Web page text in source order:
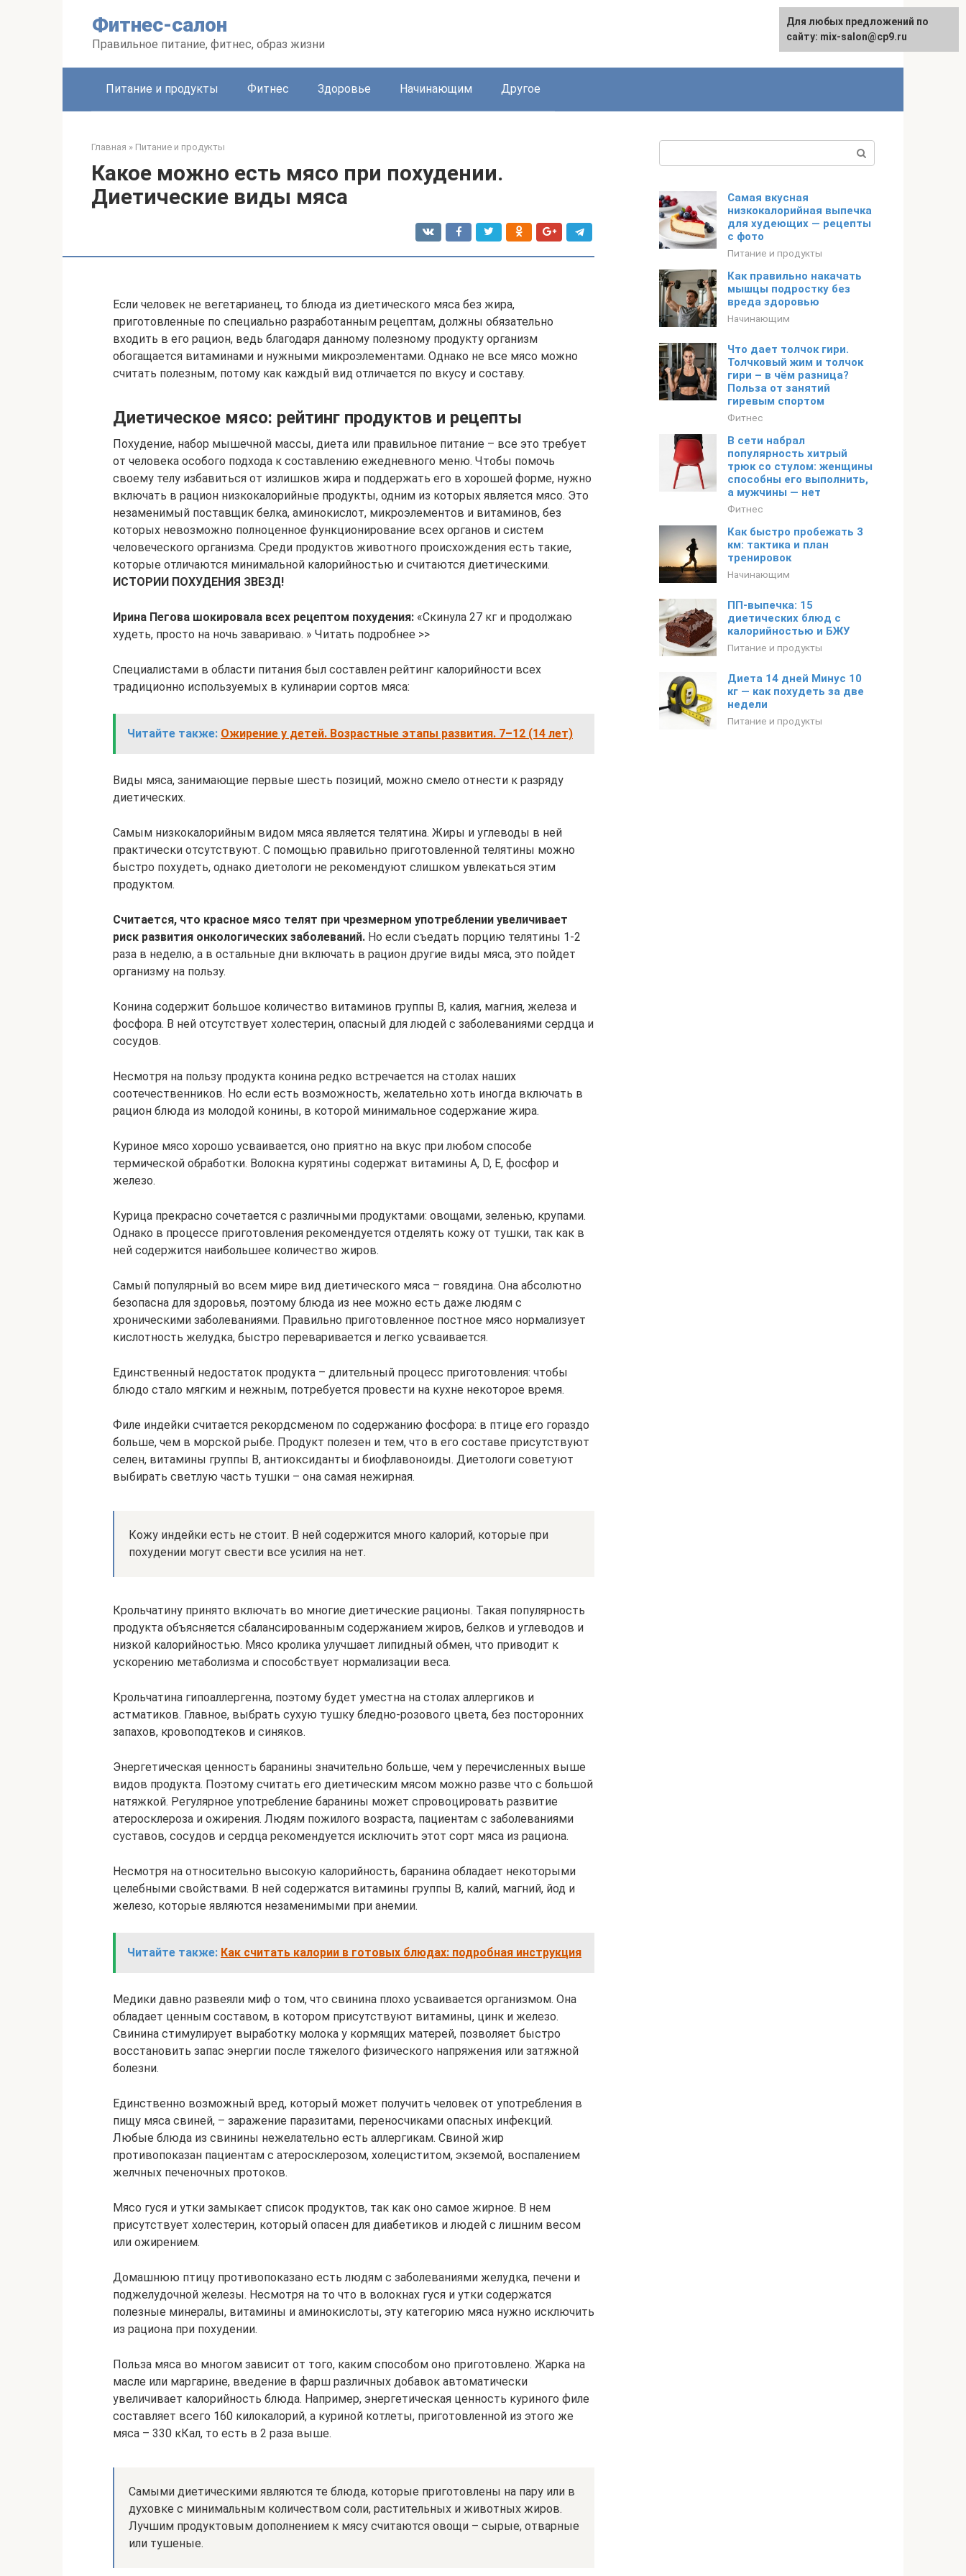
Фитнес-салон
Правильное питание, фитнес, образ жизни
Питание и продукты Фитнес Здоровье Начинающим Другое
Главная » Питание и продукты
Какое можно есть мясо при похудении.
Диетические виды мяса
Если человек не вегетарианец, то блюда из диетического мяса без жира,
приготовленные по специально разработанным рецептам, должны обязательно
входить в его рацион, ведь благодаря данному полезному продукту организм
обогащается витаминами и нужными микроэлементами. Однако не все мясо можно
считать полезным, потому как каждый вид отличается по вкусу и составу.
Диетическое мясо: рейтинг продуктов и рецепты
Похудение, набор мышечной массы, диета или правильное питание – все это требует
от человека особого подхода к составлению ежедневного меню. Чтобы помочь
своему телу избавиться от излишков жира и поддержать его в хорошей форме, нужно
включать в рацион низкокалорийные продукты, одним из которых является мясо. Это
незаменимый поставщик белка, аминокислот, микроэлементов и витаминов, без
которых невозможно полноценное функционирование всех органов и систем
человеческого организма. Среди продуктов животного происхождения есть такие,
которые отличаются минимальной калорийностью и считаются диетическими.
ИСТОРИИ ПОХУДЕНИЯ ЗВЕЗД!
Ирина Пегова шокировала всех рецептом похудения: «Скинула 27 кг и продолжаю
худеть, просто на ночь завариваю. » Читать подробнее >>
Специалистами в области питания был составлен рейтинг калорийности всех
традиционно используемых в кулинарии сортов мяса:
Читайте также: Ожирение у детей. Возрастные этапы развития. 7–12 (14 лет)
Виды мяса, занимающие первые шесть позиций, можно смело отнести к разряду
диетических.
Самым низкокалорийным видом мяса является телятина. Жиры и углеводы в ней
практически отсутствуют. С помощью правильно приготовленной телятины можно
быстро похудеть, однако диетологи не рекомендуют слишком увлекаться этим
продуктом.
Считается, что красное мясо телят при чрезмерном употреблении увеличивает
риск развития онкологических заболеваний. Но если съедать порцию телятины 1-2
раза в неделю, а в остальные дни включать в рацион другие виды мяса, это пойдет
организму на пользу.
Конина содержит большое количество витаминов группы В, калия, магния, железа и
фосфора. В ней отсутствует холестерин, опасный для людей с заболеваниями сердца и
сосудов.
Несмотря на пользу продукта конина редко встречается на столах наших
соотечественников. Но если есть возможность, желательно хоть иногда включать в
рацион блюда из молодой конины, в которой минимальное содержание жира.
Куриное мясо хорошо усваивается, оно приятно на вкус при любом способе
термической обработки. Волокна курятины содержат витамины А, D, Е, фосфор и
железо.
Курица прекрасно сочетается с различными продуктами: овощами, зеленью, крупами.
Однако в процессе приготовления рекомендуется отделять кожу от тушки, так как в
ней содержится наибольшее количество жиров.
Самый популярный во всем мире вид диетического мяса – говядина. Она абсолютно
безопасна для здоровья, поэтому блюда из нее можно есть даже людям с
хроническими заболеваниями. Правильно приготовленное постное мясо нормализует
кислотность желудка, быстро переваривается и легко усваивается.
Единственный недостаток продукта – длительный процесс приготовления: чтобы
блюдо стало мягким и нежным, потребуется провести на кухне некоторое время.
Филе индейки считается рекордсменом по содержанию фосфора: в птице его гораздо
больше, чем в морской рыбе. Продукт полезен и тем, что в его составе присутствуют
селен, витамины группы В, антиоксиданты и биофлавоноиды. Диетологи советуют
выбирать светлую часть тушки – она самая нежирная.
Кожу индейки есть не стоит. В ней содержится много калорий, которые при
похудении могут свести все усилия на нет.
Крольчатину принято включать во многие диетические рационы. Такая популярность
продукта объясняется сбалансированным содержанием жиров, белков и углеводов и
низкой калорийностью. Мясо кролика улучшает липидный обмен, что приводит к
ускорению метаболизма и способствует нормализации веса.
Крольчатина гипоаллергенна, поэтому будет уместна на столах аллергиков и
астматиков. Главное, выбрать сухую тушку бледно-розового цвета, без посторонних
запахов, кровоподтеков и синяков.
Энергетическая ценность баранины значительно больше, чем у перечисленных выше
видов продукта. Поэтому считать его диетическим мясом можно разве что с большой
натяжкой. Регулярное употребление баранины может спровоцировать развитие
атеросклероза и ожирения. Людям пожилого возраста, пациентам с заболеваниями
суставов, сосудов и сердца рекомендуется исключить этот сорт мяса из рациона.
Несмотря на относительно высокую калорийность, баранина обладает некоторыми
целебными свойствами. В ней содержатся витамины группы В, калий, магний, йод и
железо, которые являются незаменимыми при анемии.
Читайте также: Как считать калории в готовых блюдах: подробная инструкция
Медики давно развеяли миф о том, что свинина плохо усваивается организмом. Она
обладает ценным составом, в котором присутствуют витамины, цинк и железо.
Свинина стимулирует выработку молока у кормящих матерей, позволяет быстро
восстановить запас энергии после тяжелого физического напряжения или затяжной
болезни.
Единственно возможный вред, который может получить человек от употребления в
пищу мяса свиней, – заражение паразитами, переносчиками опасных инфекций.
Любые блюда из свинины нежелательно есть аллергикам. Свиной жир
противопоказан пациентам с атеросклерозом, холециститом, экземой, воспалением
желчных печеночных протоков.
Мясо гуся и утки замыкает список продуктов, так как оно самое жирное. В нем
присутствует холестерин, который опасен для диабетиков и людей с лишним весом
или ожирением.
Домашнюю птицу противопоказано есть людям с заболеваниями желудка, печени и
поджелудочной железы. Несмотря на то что в волокнах гуся и утки содержатся
полезные минералы, витамины и аминокислоты, эту категорию мяса нужно исключить
из рациона при похудении.
Польза мяса во многом зависит от того, каким способом оно приготовлено. Жарка на
масле или маргарине, введение в фарш различных добавок автоматически
увеличивает калорийность блюда. Например, энергетическая ценность куриного филе
составляет всего 160 килокалорий, а куриной котлеты, приготовленной из этого же
мяса – 330 кКал, то есть в 2 раза выше.
Самыми диетическими являются те блюда, которые приготовлены на пару или в
духовке с минимальным количеством соли, растительных и животных жиров.
Лучшим продуктовым дополнением к мясу считаются овощи – сырые, отварные
или тушеные.
Самая вкусная
низкокалорийная выпечка
для худеющих — рецепты
с фото
Питание и продукты
Как правильно накачать
мышцы подростку без
вреда здоровью
Начинающим
Что дает толчок гири.
Толчковый жим и толчок
гири – в чём разница?
Польза от занятий
гиревым спортом
Фитнес
В сети набрал
популярность хитрый
трюк со стулом: женщины
способны его выполнить,
а мужчины — нет
Фитнес
Как быстро пробежать 3
км: тактика и план
тренировок
Начинающим
ПП-выпечка: 15
диетических блюд с
калорийностью и БЖУ
Питание и продукты
Диета 14 дней Минус 10
кг — как похудеть за две
недели
Питание и продукты
Для любых предложений по
сайту: mix-salon@cp9.ru